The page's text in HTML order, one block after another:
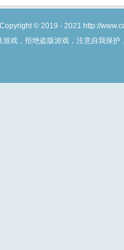
Copyright © 2019 - 2021 http://
戏，拒绝盗版游戏，注意自我保